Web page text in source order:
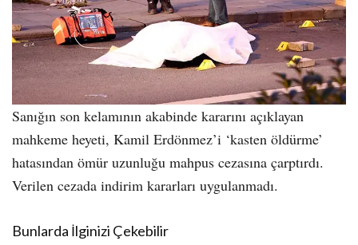
Sanığın son kelamının akabinde kararını açıklayan
mahkeme heyeti, Kamil Erdönmez’i ‘kasten öldürme’
hatasından ömür uzunluğu mahpus cezasına çarptırdı.
Verilen cezada indirim kararları uygulanmadı.
Bunlarda İlginizi Çekebilir